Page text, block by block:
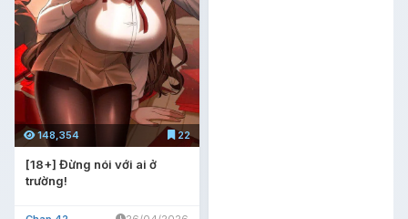
148,354 22
[18+] Đừng nói với ai ở
trường!